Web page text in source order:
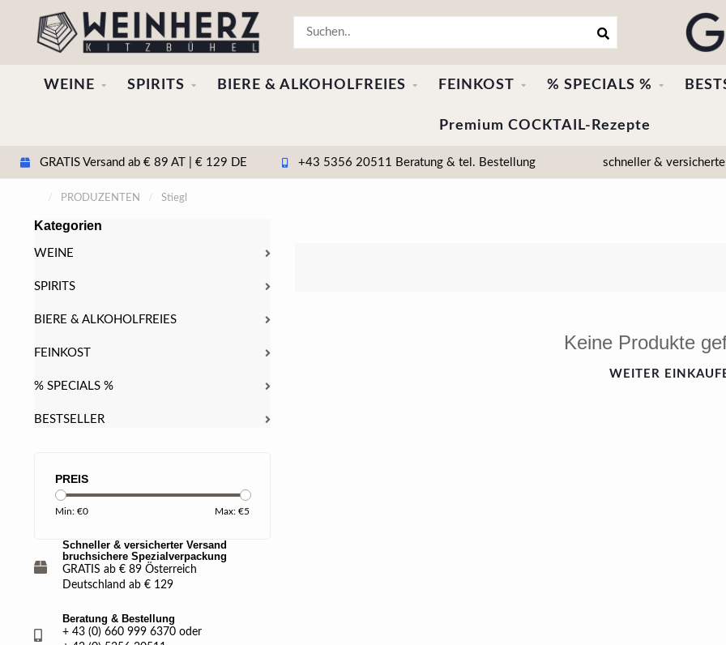
WEINE SPIRITS BIERE & ALKOHOLFREIES FEINKOST % SPECIALS %
Premium COCKTAIL-Rezepte
GRATIS Versand ab € 89 AT | € 129 DE +43 5356 20511 Beratung & tel. Bestellung schneller &
/ PRODUZENTEN / Stiegl
PREIS
Min: €0 Max: €5
Kategorien
WEINE
SPIRITS
BIERE & ALKOHOLFREIES
FEINKOST
% SPECIALS %
BESTSELLER
Schneller & versicherter Versand
bruchsichere Spezialverpackung
GRATIS ab € 89 Österreich
Deutschland ab € 129
Beratung & Bestellung
+ 43 (0) 660 999 6370 oder
Keine Produkte
WEITER